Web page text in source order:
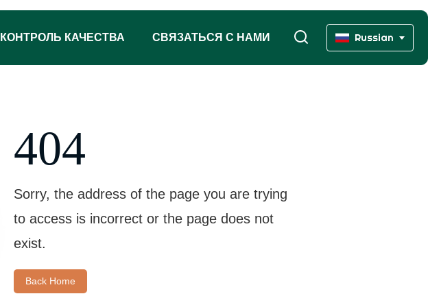
КОНТРОЛЬ КАЧЕСТВА СВЯЗАТЬСЯ С НАМИ Russian
404
Sorry, the address of the page you are trying
to access is incorrect or the page does not
exist.
Back Home